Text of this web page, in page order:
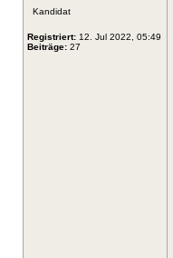
Kandidat
Registriert: 12. Jul 2022, 05:49
Beiträge: 27